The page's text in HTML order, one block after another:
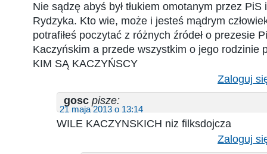
Nie sądzę abyś był tłukiem omotanym przez PiS
Rydzyka. Kto wie, może i jesteś mądrym
potrafiłeś poczytać z różnych źródeł o prezesie
Kaczyńskim a przede wszystkim o jego rodzinie
KIM SĄ KACZYŃSCY
Zaloguj
gosc pisze:
21 maja 2013 o 13:14
WILE KACZYNSKICH niz filksdojcza
Zaloguj